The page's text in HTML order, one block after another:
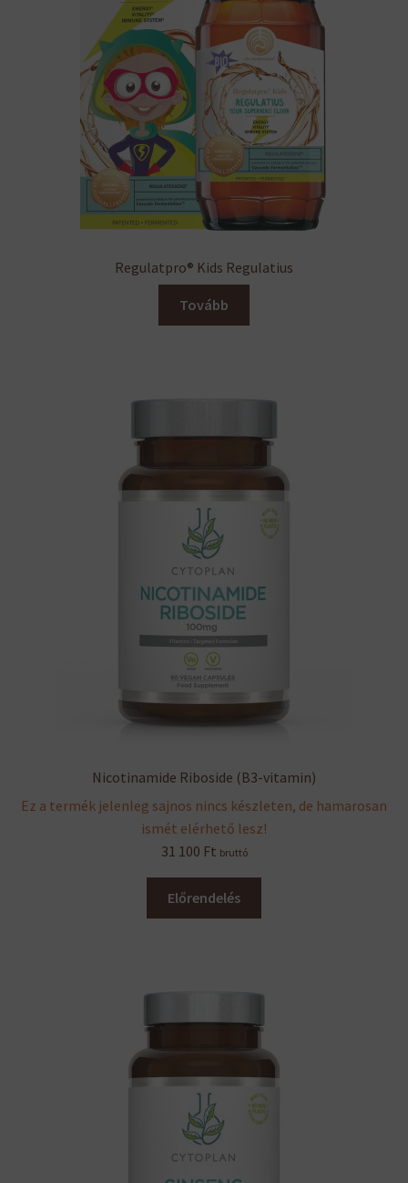
Regulatpro® Kids Regulatius
Tovább
Nicotinamide Riboside (B3-vitamin)
Ez a termék jelenleg sajnos nincs készleten, de hamarosan
ismét elérhető lesz!
31 100 Ft bruttó
Előrendelés